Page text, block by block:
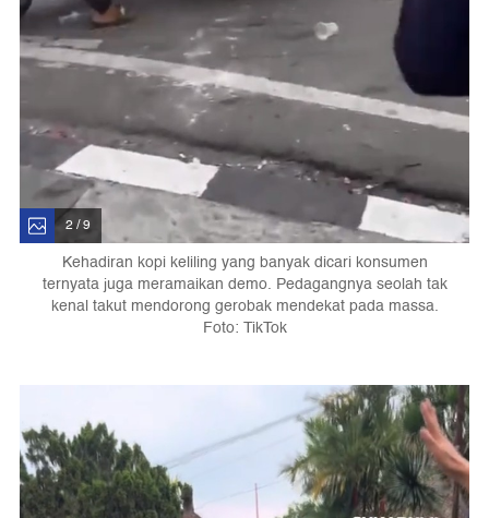
2 / 9
Kehadiran kopi keliling yang banyak dicari konsumen
ternyata juga meramaikan demo. Pedagangnya seolah tak
kenal takut mendorong gerobak mendekat pada massa.
Foto: TikTok